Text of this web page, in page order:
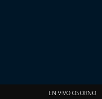
EN VIVO OSORNO